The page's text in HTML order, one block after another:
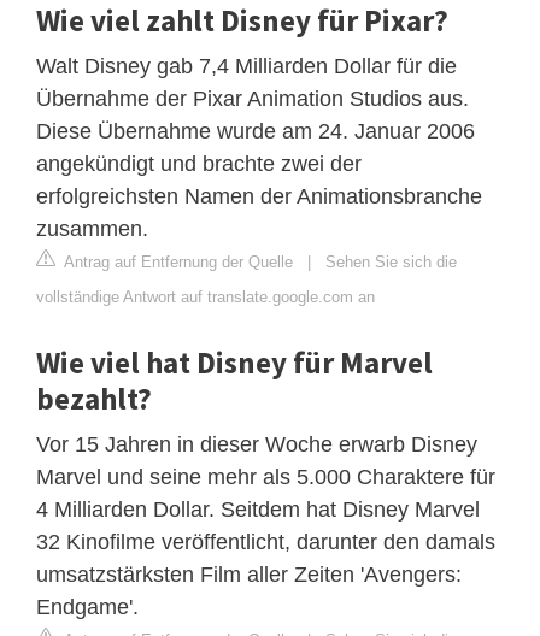
Wie viel zahlt Disney für Pixar?
Walt Disney gab 7,4 Milliarden Dollar für die
Übernahme der Pixar Animation Studios aus.
Diese Übernahme wurde am 24. Januar 2006
angekündigt und brachte zwei der
erfolgreichsten Namen der Animationsbranche
zusammen.
Antrag auf Entfernung der Quelle
Sehen Sie sich die
vollständige Antwort auf translate.google.com an
Wie viel hat Disney für Marvel
bezahlt?
Vor 15 Jahren in dieser Woche erwarb Disney
Marvel und seine mehr als 5.000 Charaktere für
4 Milliarden Dollar. Seitdem hat Disney Marvel
32 Kinofilme veröffentlicht, darunter den damals
umsatzstärksten Film aller Zeiten 'Avengers:
Endgame'.